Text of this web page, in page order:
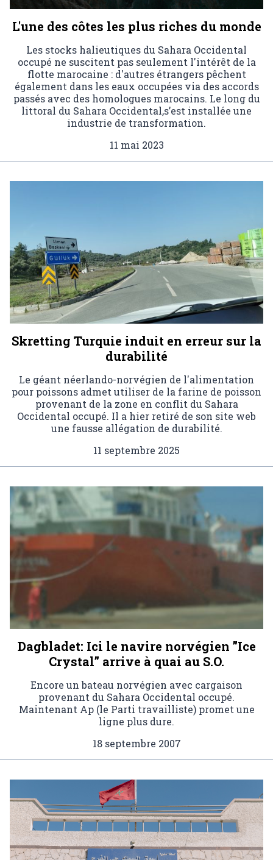
L'une des côtes les plus riches du monde
Les stocks halieutiques du Sahara Occidental
occupé ne suscitent pas seulement l'intérêt de la
flotte marocaine : d'autres étrangers pêchent
également dans les eaux occupées via des accords
passés avec des homologues marocains. Le long du
littoral du Sahara Occidental,s’est installée une
industrie de transformation.
11 mai 2023
Skretting Turquie induit en erreur sur la
durabilité
Le géant néerlando-norvégien de l'alimentation
pour poissons admet utiliser de la farine de poisson
provenant de la zone en conflit du Sahara
Occidental occupé. Il a hier retiré de son site web
une fausse allégation de durabilité.
11 septembre 2025
Dagbladet: Ici le navire norvégien ”Ice
Crystal” arrive à quai au S.O.
Encore un bateau norvégien avec cargaison
provenant du Sahara Occidental occupé.
Maintenant Ap (le Parti travailliste) promet une
ligne plus dure.
18 septembre 2007